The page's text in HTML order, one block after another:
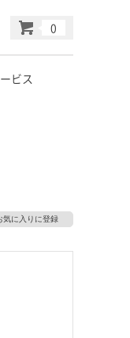
ビス
気に入りに登録